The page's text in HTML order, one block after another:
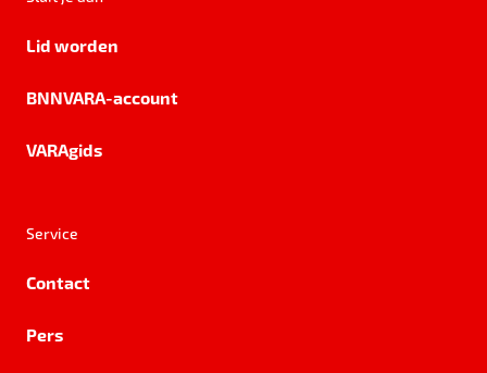
Lid worden
BNNVARA-account
VARAgids
Service
Contact
Pers